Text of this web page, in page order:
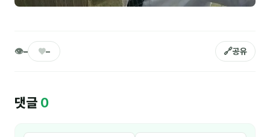
김종혁
김경태
김의중
👁– ♥– 🔗공유
댓글 0